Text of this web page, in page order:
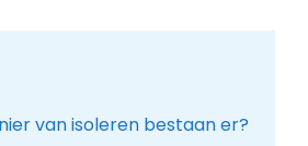
van isoleren bestaan er?